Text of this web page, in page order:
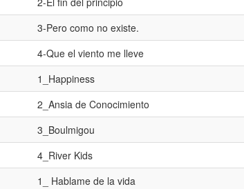
3-Pero como no existe.
4-Que el viento me lleve
1_Happiness
2_Ansia de Conocimiento
3_Boulmigou
4_River Kids
1_ Hablame de la vida